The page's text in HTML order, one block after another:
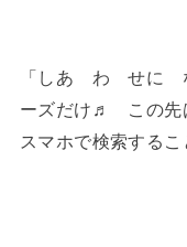
「しあ わ せに な
ーズだけ♬ この先
スマホで検索するこ